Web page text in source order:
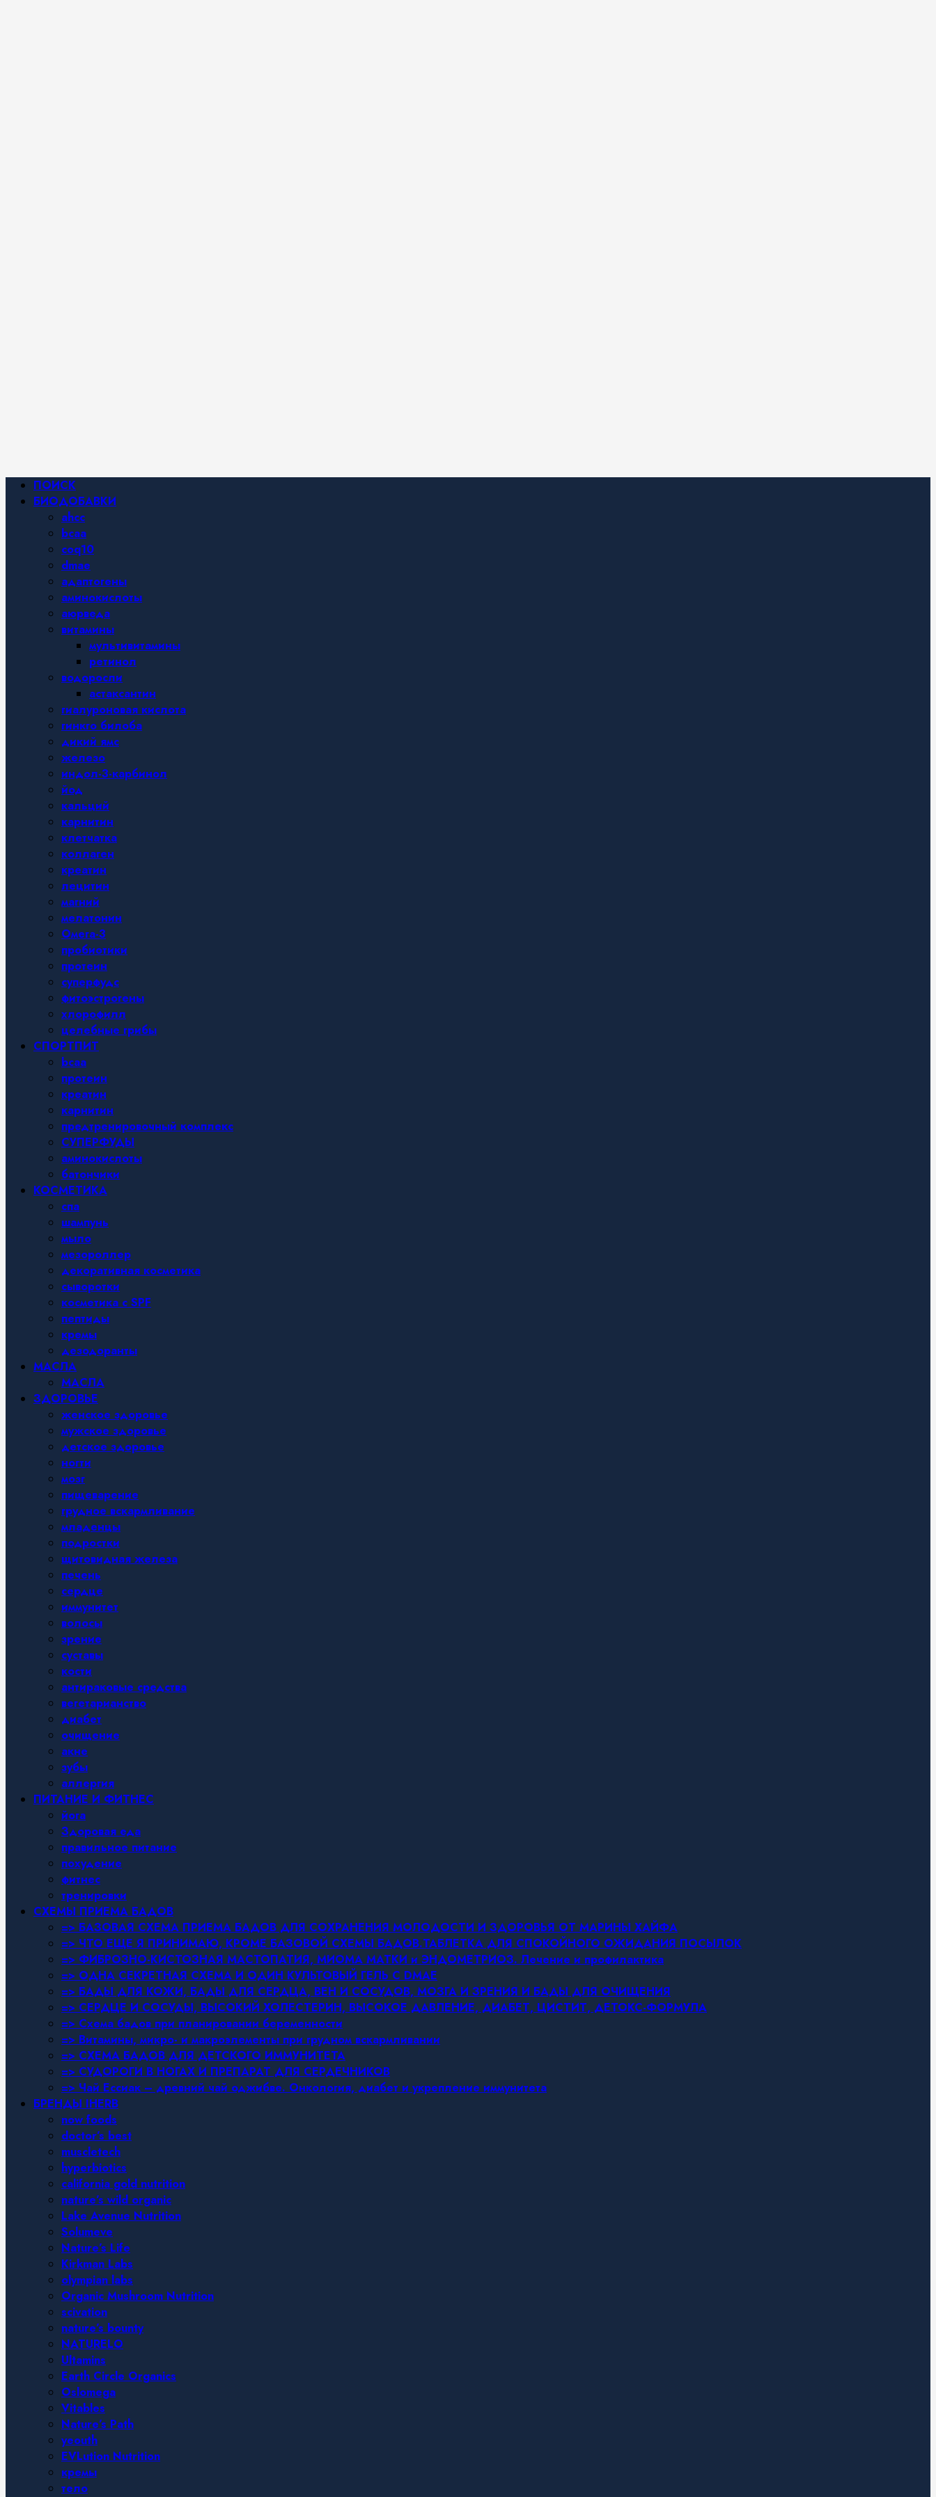
Основное
меню
ПОИСК
БИОДОБАВКИ
ahcc
bcaa
coq10
dmae
адаптогены
аминокислоты
аюрведа
витамины
мультивитамины
ретинол
водоросли
астаксантин
гиалуроновая кислота
гинкго билоба
дикий ямс
железо
индол-3-карбинол
йод
кальций
карнитин
клетчатка
коллаген
креатин
лецитин
магний
мелатонин
Омега-3
пробиотики
протеин
суперфудс
фитоэстрогены
хлорофилл
целебные грибы
СПОРТПИТ
bcaa
протеин
креатин
карнитин
предтренировочный комплекс
СУПЕРФУДЫ
аминокислоты
батончики
КОСМЕТИКА
спа
шампунь
мыло
мезороллер
декоративная косметика
сыворотки
косметика с SPF
пептиды
кремы
дезодоранты
МАСЛА
МАСЛА
ЗДОРОВЬЕ
женское здоровье
мужское здоровье
детское здоровье
ногти
мозг
пищеварение
грудное вскармливание
младенцы
подростки
щитовидная железа
печень
сердце
иммунитет
волосы
зрение
суставы
кости
антираковые средства
вегетарианство
диабет
очищение
акне
зубы
аллергия
ПИТАНИЕ И ФИТНЕС
йога
Здоровая еда
правильное питание
похудение
фитнес
тренировки
СХЕМЫ ПРИЕМА БАДОВ
=> БАЗОВАЯ СХЕМА ПРИЕМА БАДОВ ДЛЯ СОХРАНЕНИЯ МОЛОДОСТИ И ЗДОРОВЬЯ ОТ МАРИНЫ ХАЙФА
=> ЧТО ЕЩЕ Я ПРИНИМАЮ, КРОМЕ БАЗОВОЙ СХЕМЫ БАДОВ.ТАБЛЕТКА ДЛЯ СПОКОЙНОГО ОЖИДАНИЯ ПОСЫЛОК
=> ФИБРОЗНО-КИСТОЗНАЯ МАСТОПАТИЯ, МИОМА МАТКИ и ЭНДОМЕТРИОЗ. Лечение и профилактика
=> ОДНА СЕКРЕТНАЯ СХЕМА И ОДИН КУЛЬТОВЫЙ ГЕЛЬ С DMAE
=> БАДЫ ДЛЯ КОЖИ, БАДЫ ДЛЯ СЕРДЦА, ВЕН И СОСУДОВ, МОЗГА И ЗРЕНИЯ И БАДЫ ДЛЯ ОЧИЩЕНИЯ
=> СЕРДЦЕ И СОСУДЫ, ВЫСОКИЙ ХОЛЕСТЕРИН, ВЫСОКОЕ ДАВЛЕНИЕ, ДИАБЕТ, ЦИСТИТ, ДЕТОКС-ФОРМУЛА
=> Схема бадов при планировании беременности
=> Витамины, микро- и макроэлементы при грудном вскармливании
=> СХЕМА БАДОВ ДЛЯ ДЕТСКОГО ИММУНИТЕТА
=> СУДОРОГИ В НОГАХ И ПРЕПАРАТ ДЛЯ СЕРДЕЧНИКОВ
=> Чай Ессиак – древний чай оджибве. Онкология, диабет и укрепление иммунитета
БРЕНДЫ IHERB
now foods
doctor’s best
muscletech
hyperbiotics
california gold nutrition
nature’s wild organic
Lake Avenue Nutrition
Solumeve
Nature’s Life
Kirkman Labs
olympian labs
Organic Mushroom Nutrition
scivation
nature’s bounty
NATURELO
Ultamins
Earth Circle Organics
Oslomega
Vitables
Nature’s Path
yeouth
EVLution Nutrition
кремы
тело